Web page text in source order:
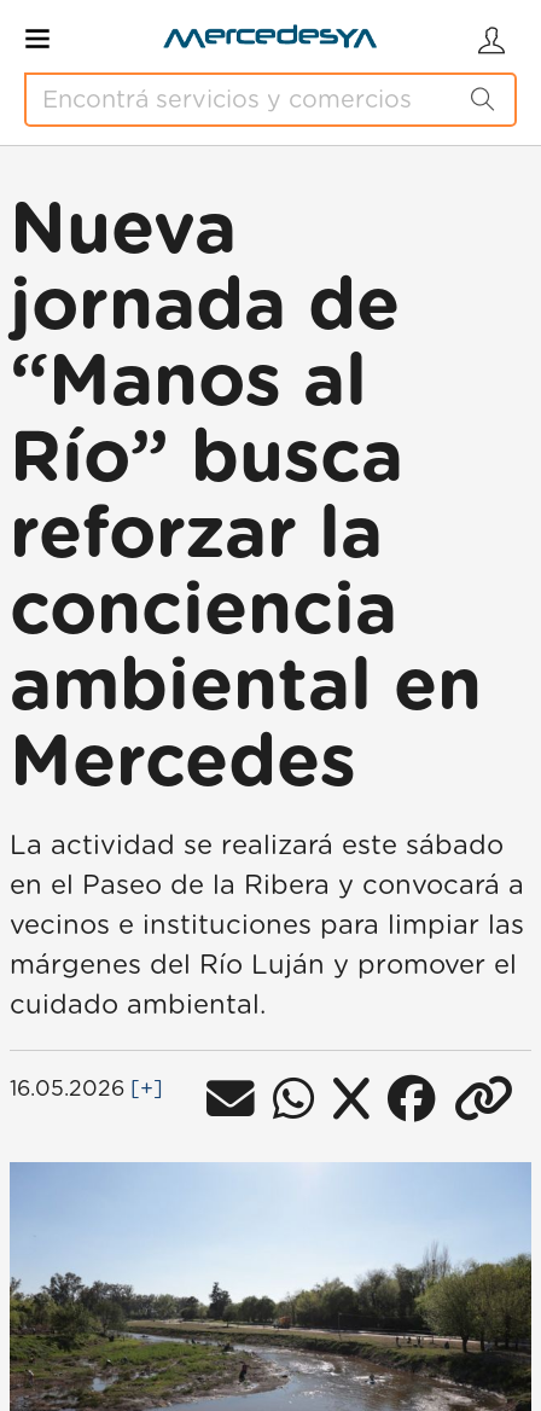
Nueva
jornada de
“Manos al
Río” busca
reforzar la
conciencia
ambiental en
Mercedes
La actividad se realizará este sábado
en el Paseo de la Ribera y convocará a
vecinos e instituciones para limpiar las
márgenes del Río Luján y promover el
cuidado ambiental.
16.05.2026 [+]